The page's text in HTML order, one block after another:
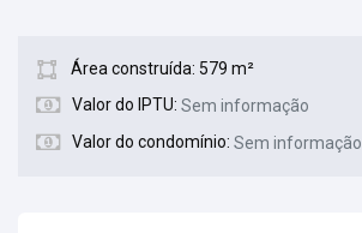
Área construída: 579 m²
Valor do IPTU: Sem informação
Valor do condomínio: Sem informação